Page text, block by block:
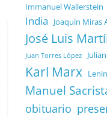
Immanuel Wallerstein
India Joaquín Miras
José Luis
Juan Torres López
Karl Marx Lenin
Manuel
obituario